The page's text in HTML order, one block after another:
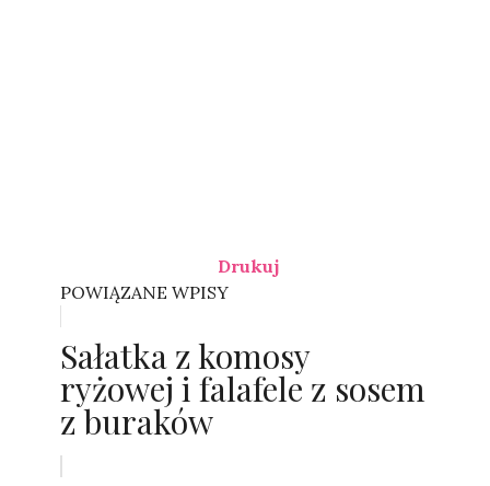
Drukuj
POWIĄZANE WPISY
Sałatka z komosy
ryżowej i falafele z sosem
z buraków